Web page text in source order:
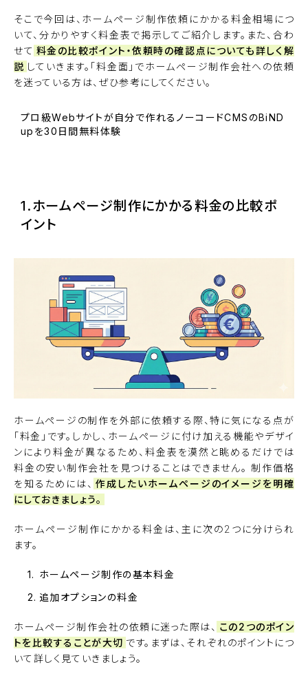
そこで今回は、ホームページ制作依頼にかかる料金相場につ
いて、分かりやすく料金表で掲示してご紹介します。また、合わ
せて 料金の比較ポイント・依頼時の確認点についても詳しく解
説 していきます。「料金面」でホームページ制作会社への依頼
を迷っている方は、ぜひ参考にしてください。
プロ級Webサイトが自分で作れるノーコードCMSのBiND
upを30日間無料体験
1.ホームページ制作にかかる料金の比較ポ
イント
ホームページの制作を外部に依頼する際、特に気になる点が
「料金」です。しかし、ホームページに付け加える機能やデザイ
ンにより料金が異なるため、料金表を漠然と眺めるだけでは
料金の安い制作会社を見つけることはできません。 制作価格
を知るためには、 作成したいホームページのイメージを明確
にしておきましょう。
ホームページ制作にかかる料金は、主に次の2つに分けられ
ます。
ホームページ制作の基本料金
追加オプションの料金
ホームページ制作会社の依頼に迷った際は、 この2つのポイン
トを比較することが大切 です。まずは、それぞれのポイントにつ
いて詳しく見ていきましょう。